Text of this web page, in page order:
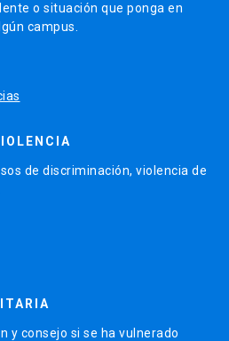
o situación que ponga en
campus.
de discriminación, violencia de
y consejo si se ha vulnerado